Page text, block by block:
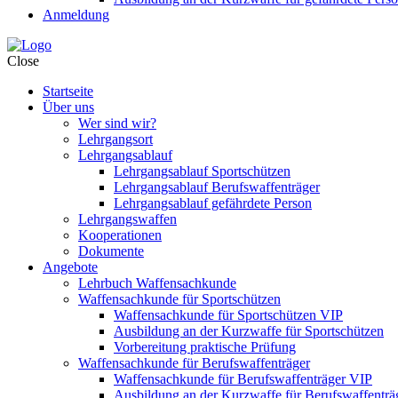
Anmeldung
Close
Startseite
Über uns
Wer sind wir?
Lehrgangsort
Lehrgangsablauf
Lehrgangsablauf Sportschützen
Lehrgangsablauf Berufswaffenträger
Lehrgangsablauf gefährdete Person
Lehrgangswaffen
Kooperationen
Dokumente
Angebote
Lehrbuch Waffensachkunde
Waffensachkunde für Sportschützen
Waffensachkunde für Sportschützen VIP
Ausbildung an der Kurzwaffe für Sportschützen
Vorbereitung praktische Prüfung
Waffensachkunde für Berufswaffenträger
Waffensachkunde für Berufswaffenträger VIP
Ausbildung an der Kurzwaffe für